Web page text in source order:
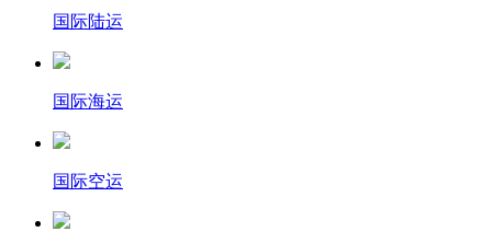
国际陆运
国际海运
国际空运